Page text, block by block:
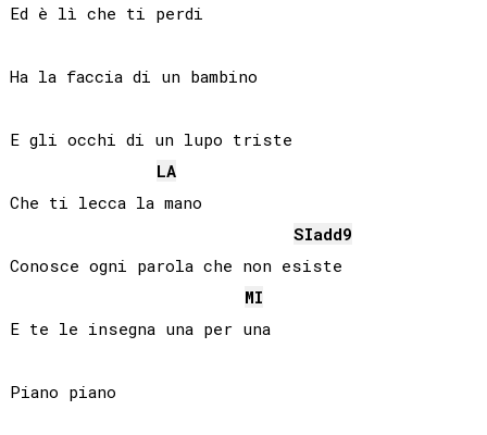
Ed è lì che ti perdi
Ha la faccia di un bambino
E gli occhi di un lupo triste
LA
Che ti lecca la mano
SIadd9
Conosce ogni parola che non esiste
MI
E te le insegna una per una